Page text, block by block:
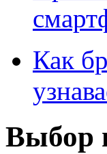
Как
Выбор